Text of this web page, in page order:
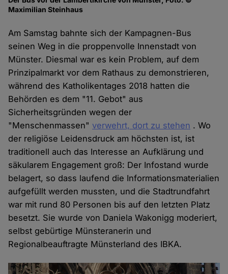
Maximilian Steinhaus
Am Samstag bahnte sich der Kampagnen-Bus
seinen Weg in die proppenvolle Innenstadt von
Münster. Diesmal war es kein Problem, auf dem
Prinzipalmarkt vor dem Rathaus zu demonstrieren,
während des Katholikentages 2018 hatten die
Behörden es dem "11. Gebot" aus
Sicherheitsgründen wegen der
"Menschenmassen"verwehrt, dort zu stehen . Wo
der religiöse Leidensdruck am höchsten ist, ist
traditionell auch das Interesse an Aufklärung und
säkularem Engagement groß: Der Infostand wurde
belagert, so dass laufend die Informationsmaterialien
aufgefüllt werden mussten, und die Stadtrundfahrt
war mit rund 80 Personen bis auf den letzten Platz
besetzt. Sie wurde von Daniela Wakonigg moderiert,
selbst gebürtige Münsteranerin und
Regionalbeauftragte Münsterland des IBKA.